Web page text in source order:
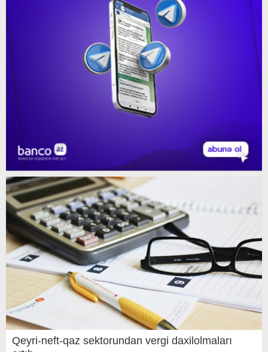
Qeyri-neft-qaz sektorundan vergi daxilolmaları